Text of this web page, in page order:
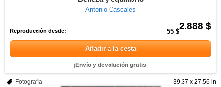
Antonio Cascales
2.888 $
Reproducción desde: 55 $
Añadir a la cesta
¡Envío y devolución gratis!
39.37 x 27.56 in
Fotografía